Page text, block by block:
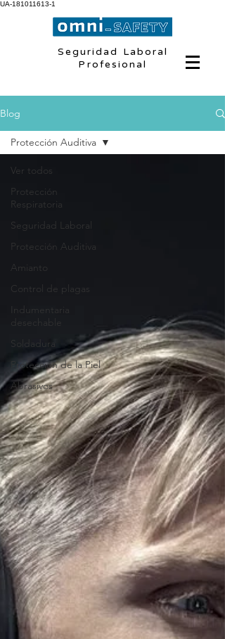
UA-181011613-1
Seguridad Laboral
Profesional
Blog
Ver todos
Protección
Respiratoria
Seguridad Laboral
Protección Auditiva
Amianto
Control de plagas
Indumentaria
desechable
Soldadura
Protección de la Piel
Abrasivos
Protección Auditiva